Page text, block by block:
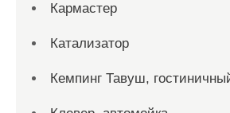
Кармастер
Катализатор
Кемпинг Тавуш,